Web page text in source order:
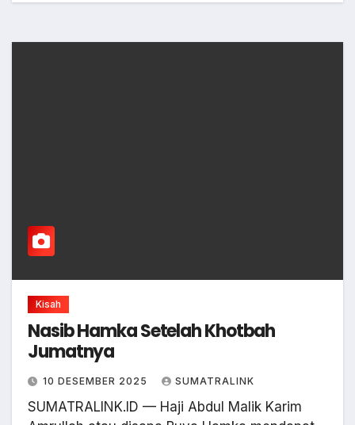
Kisah
Nasib Hamka Setelah Khotbah
Jumatnya
10 DESEMBER 2025 SUMATRALINK
SUMATRALINK.ID — Haji Abdul Malik Karim